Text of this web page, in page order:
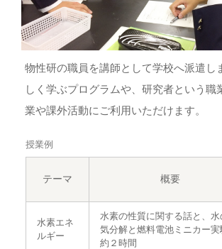
物性研の職員を講師として学校へ派遣し
しく学ぶプログラムや、研究者という職
業や課外活動にご利用いただけます。
授業例
テーマ 概要
水素エネ
ルギー
水素の性質に関する話と、水
気分解と燃料電池ミニカー実
約２時間